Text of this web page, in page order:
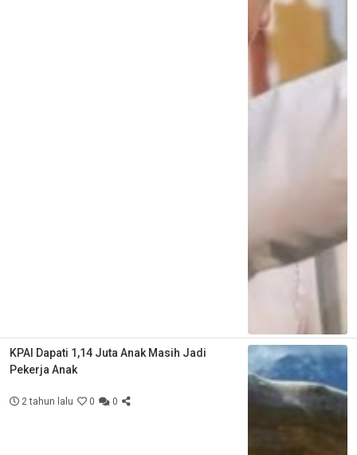
KPAI Dapati 1,14 Juta Anak Masih Jadi
Pekerja Anak
2 tahun lalu 0 0